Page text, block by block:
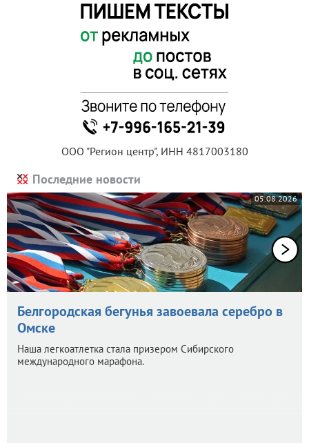
ООО "Регион центр", ИНН 4817003180
Последние новости
05.08.2026
Белгородская бегунья завоевала серебро в
Омске
Наша легкоатлетка стала призером Сибирского
международного марафона.